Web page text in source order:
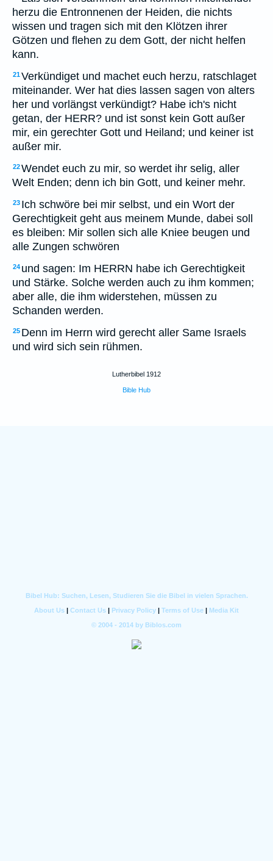
herzu die Entronnenen der Heiden, die nichts
wissen und tragen sich mit den Klötzen ihrer
Götzen und flehen zu dem Gott, der nicht helfen
kann.
21Verkündiget und machet euch herzu, ratschlaget
miteinander. Wer hat dies lassen sagen von alters
her und vorlängst verkündigt? Habe ich's nicht
getan, der HERR? und ist sonst kein Gott außer
mir, ein gerechter Gott und Heiland; und keiner ist
außer mir.
22Wendet euch zu mir, so werdet ihr selig, aller
Welt Enden; denn ich bin Gott, und keiner mehr.
23 Ich schwöre bei mir selbst, und ein Wort der
Gerechtigkeit geht aus meinem Munde, dabei soll
es bleiben: Mir sollen sich alle Kniee beugen und
alle Zungen schwören
24 und sagen: Im HERRN habe ich Gerechtigkeit
und Stärke. Solche werden auch zu ihm kommen;
aber alle, die ihm widerstehen, müssen zu
Schanden werden.
25 Denn im Herrn wird gerecht aller Same Israels
und wird sich sein rühmen.
Lutherbibel 1912
Bible Hub